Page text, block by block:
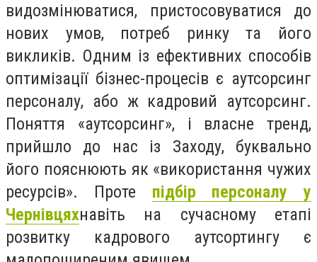
видозмінюватися, пристосовуватися до
нових умов, потреб ринку та його
викликів. Одним із ефективних способів
оптимізації бізнес-процесів є аутсорсинг
персоналу, або ж кадровий аутсорсинг.
Поняття «аутсорсинг», і власне тренд,
прийшло до нас із Заходу, буквально
його пояснюють як «використання чужих
ресурсів». Проте підбір персоналу у
Чернівцяхнавіть на сучасному етапі
розвитку кадрового аутсортингу є